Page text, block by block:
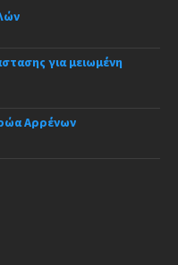
για μειωμένη
Αρρένων